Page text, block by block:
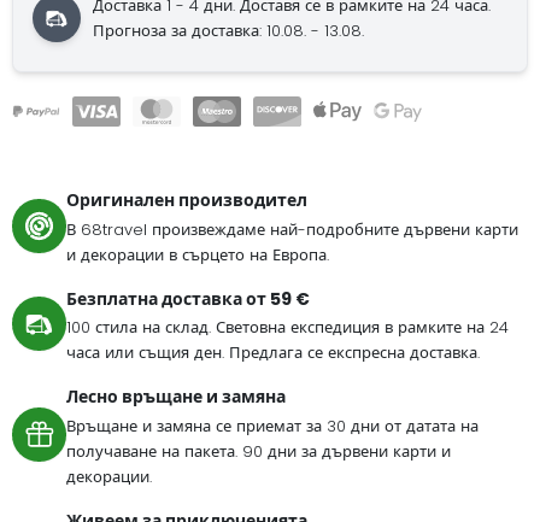
Доставка 1 - 4 дни. Доставя се в рамките на 24 часа.
Прогноза за доставка: 10.08. - 13.08.
Оригинален производител
В 68travel произвеждаме най-подробните дървени карти
и декорации в сърцето на Европа.
Безплатна доставка от 59 €
100 стила на склад. Световна експедиция в рамките на 24
часа или същия ден. Предлага се експресна доставка.
Лесно връщане и замяна
Връщане и замяна се приемат за 30 дни от датата на
получаване на пакета. 90 дни за дървени карти и
декорации.